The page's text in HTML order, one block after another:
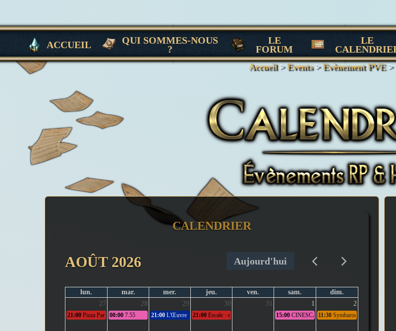
ACCUEIL
QUI SOMMES-NOUS
?
LE
FORUM
LE
STATIC
Accueil > Events > Evènement PVE>
CALENDRIER
AOÛT 2026 Aujourd'hui
lun. mar. mer. jeu. ven. sam.
dim.
27
28 29 30 31 1 2
21:00 Pizza Party 00:00 7.55 21:00 L'Œuvre Inachevée : La Pomme
21:00 Escale : ouverture 15:00 CINESCALE - 1670
11:30 Symbaroum - Episode 7